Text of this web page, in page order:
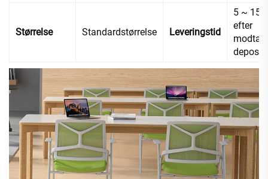
Størrelse Standardstørrelse Leveringstid
5 ~ 15
efter